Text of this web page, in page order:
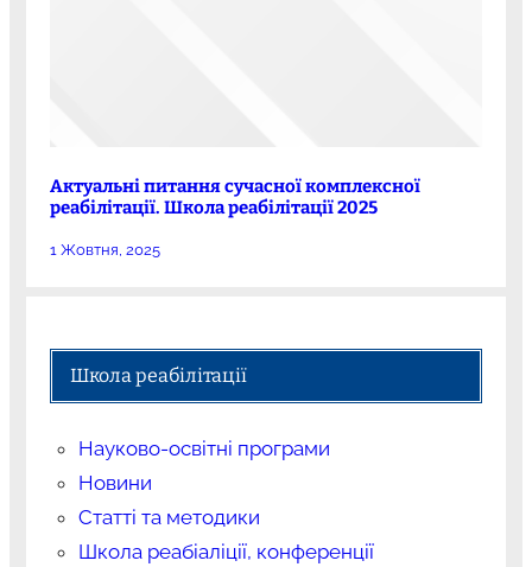
Актуальні питання сучасної комплексної
реабілітації. Школа реабілітації 2025
1 Жовтня, 2025
Школа реабілітації
Науково-освітні програми
Новини
Статті та методики
Школа реабіаліції, конференції